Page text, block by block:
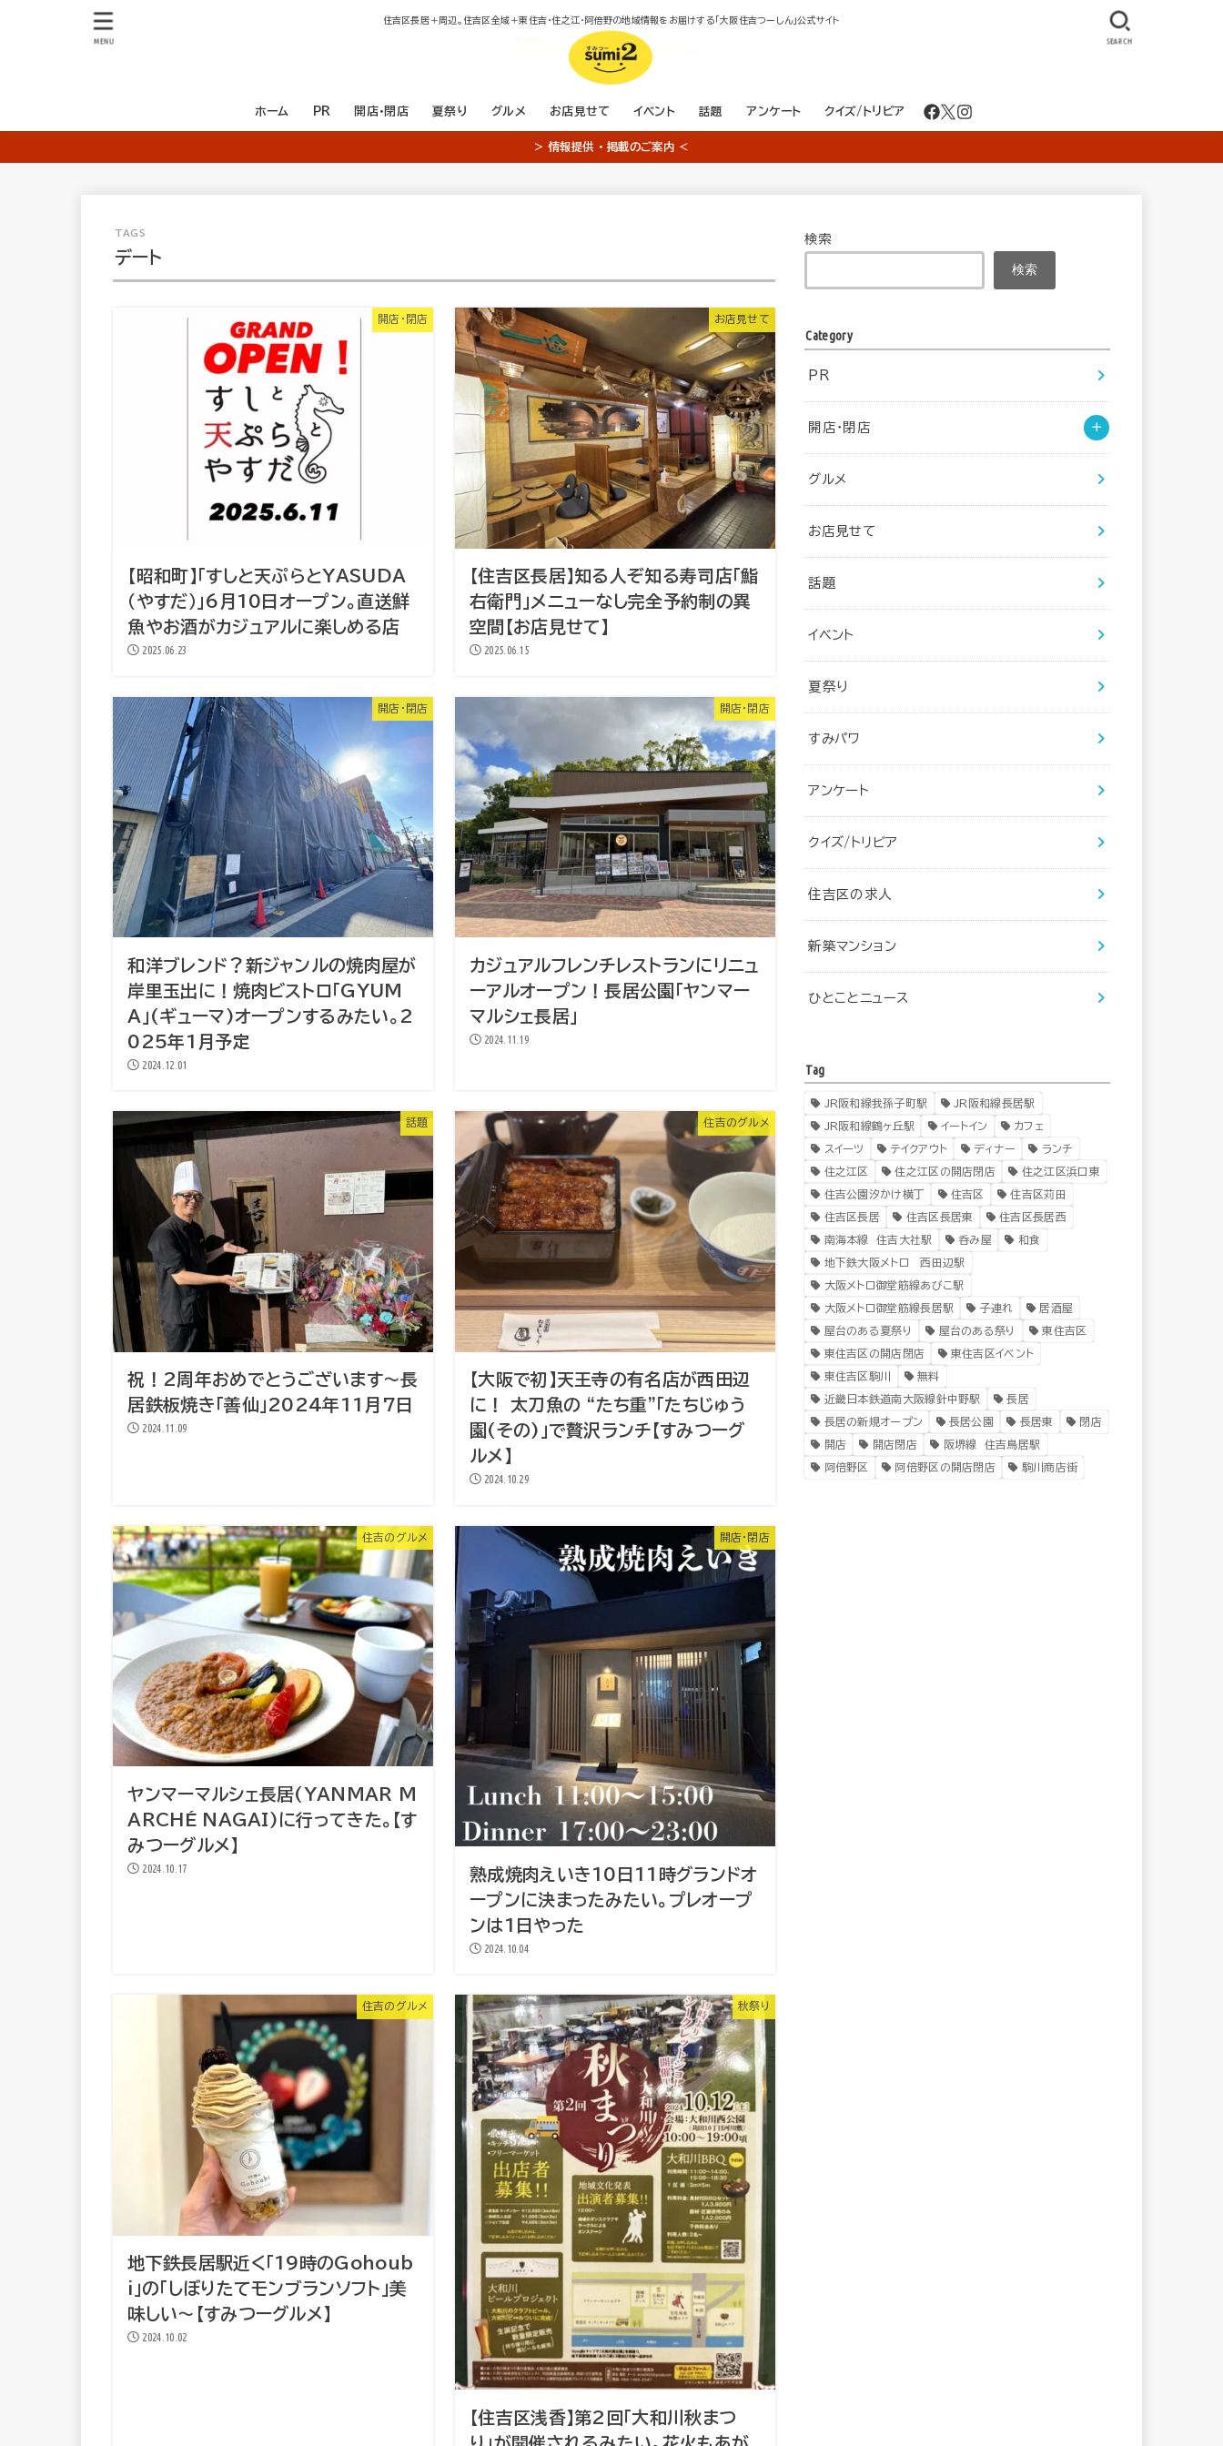
住吉区長居＋周辺。住吉区全域＋東住吉・住之江・阿倍野の地域情報をお届けする「大阪住吉つーしん」公式サイト
ホーム PR 開店・閉店 夏祭り グルメ お店見せて イベント 話題 アンケート クイズ/トリビア
SEARCH
MENU
＞ 情報提供 ・ 掲載のご案内 ＜
デート
開店・閉店
【昭和町】「すしと天ぷらとYASUDA
（やすだ）」6月10日オープン。直送鮮
魚やお酒がカジュアルに楽しめる店
2025.06.23
お店見せて
【住吉区長居】知る人ぞ知る寿司店「鮨
右衛門」メニューなし完全予約制の異
空間【お店見せて】
2025.06.15
開店・閉店
和洋ブレンド？新ジャンルの焼肉屋が
岸里玉出に！焼肉ビストロ「GYUM
A」(ギューマ)オープンするみたい。2
025年1月予定
2024.12.01
開店・閉店
カジュアルフレンチレストランにリニュ
ーアルオープン！長居公園「ヤンマー
マルシェ長居」
2024.11.19
話題
祝！2周年おめでとうございます～長
居鉄板焼き「善仙」2024年11月7日
2024.11.09
住吉のグルメ
【大阪で初】天王寺の有名店が西田辺
に！ 太刀魚の “たち重”「たちじゅう
園(その)」で贅沢ランチ【すみつーグ
ルメ】
2024.10.29
住吉のグルメ
ヤンマーマルシェ長居(YANMAR M
ARCHÉ NAGAI)に行ってきた。【す
みつーグルメ】
2024.10.17
開店・閉店
熟成焼肉えいき10日11時グランドオ
ープンに決まったみたい。プレオープ
ンは1日やった
2024.10.04
住吉のグルメ
地下鉄長居駅近く「19時のGohoub
i」の「しぼりたてモンブランソフト」美
味しい～【すみつーグルメ】
2024.10.02
秋祭り
【住吉区浅香】第2回「大和川秋まつ
り」が開催されるみたい。花火もあが
検索
検索
Category
PR
開店・閉店
グルメ
お店見せて
話題
イベント
夏祭り
すみパワ
アンケート
クイズ/トリビア
住吉区の求人
新築マンション
ひとことニュース
Tag
JR阪和線我孫子町駅 JR阪和線長居駅
JR阪和線鶴ヶ丘駅 イートイン カフェ
スイーツ テイクアウト ディナー ランチ
住之江区 住之江区の開店閉店 住之江区浜口東
住吉公園汐かけ横丁 住吉区 住吉区苅田
住吉区長居 住吉区長居東 住吉区長居西
南海本線 住吉大社駅 呑み屋 和食
地下鉄大阪メトロ 西田辺駅
大阪メトロ御堂筋線あびこ駅
大阪メトロ御堂筋線長居駅 子連れ 居酒屋
屋台のある夏祭り 屋台のある祭り 東住吉区
東住吉区の開店閉店 東住吉区イベント
東住吉区駒川 無料
近畿日本鉄道南大阪線針中野駅 長居
長居の新規オープン 長居公園 長居東 閉店
開店 開店閉店 阪堺線 住吉鳥居駅
阿倍野区 阿倍野区の開店閉店 駒川商店街